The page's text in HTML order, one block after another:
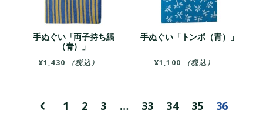
手ぬぐい「両子持ち縞
（青）」
¥1,430 （税込）
手ぬぐい「トンボ（青）」
¥1,100 （税込）
1 2 3 … 33 34 35
36